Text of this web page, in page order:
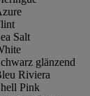
Salt
glänzend
Riviera
Pink